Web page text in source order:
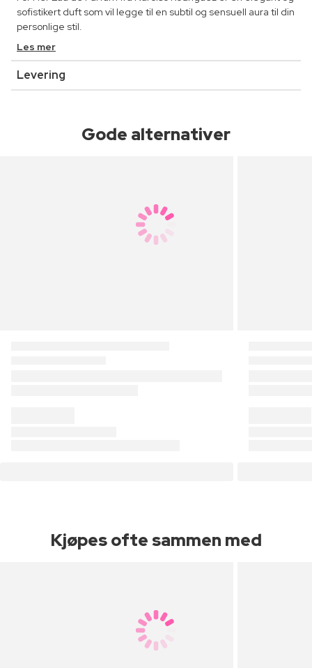
sofistikert duft som vil legge til en subtil og sensuell aura til din
personlige stil.
Les mer
Levering
Gode alternativer
Kjøpes ofte sammen med